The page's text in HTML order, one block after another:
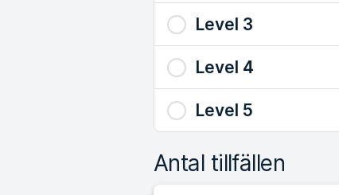
Level 3
Level 4
Level 5
Antal tillfällen